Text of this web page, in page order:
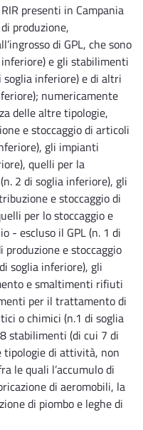
presenti in Campania
produzione,
di GPL, che sono
e gli stabilimenti
soglia inferiore) e di altri
numericamente
delle altre tipologie,
e stoccaggio di articoli
gli impianti
quelli per la
2 di soglia inferiore), gli
e stoccaggio di
per lo stoccaggio e
- escluso il GPL (n. 1 di
e stoccaggio
soglia inferiore), gli
e smaltimenti rifiuti
per il trattamento di
o chimici (n.1 di soglia
stabilimenti (di cui 7 di
tipologie di attività, non
le quali l’accumulo di
di aeromobili, la
di piombo e leghe di